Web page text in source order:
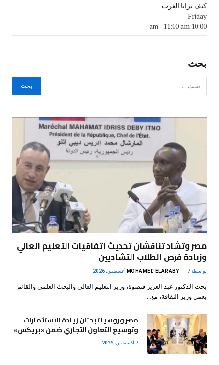
كيف يرانا الغرب
Friday
10:00 am
- 11:00 am
بحث
مصر وتشاد تناقشان تحديث اتفاقيات التعليم العالي
وزيادة فرص الطلاب التشاديين
بواسطة MOHAMED ELARABY 7 أغسطس، 2026
بحث الدكتور عبد العزيز قنصوة، وزير التعليم العالي والبحث العلمي والقائم
بعمل وزير الثقافة، مع…
مصر وروسيا تبحثان زيادة الاستثمارات
وتوسيع التعاون التجاري ضمن «بريكس»
7 أغسطس، 2026